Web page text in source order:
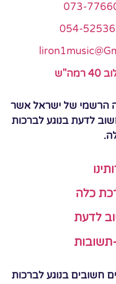
073-
054-
הרשמי של ישראל אשר
לדעת בנוגע לברכות
כלה
לדעת
חשובים בנוגע לברכות